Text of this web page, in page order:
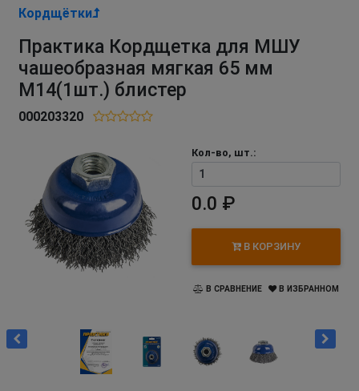
Кордщётки
Практика Кордщетка для МШУ
чашеобразная мягкая 65 мм
М14(1шт.) блистер
000203320
Кол-во, шт.:
0.0 ₽
В КОРЗИНУ
В СРАВНЕНИЕ В ИЗБРАННОМ